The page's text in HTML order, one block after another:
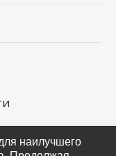
наилучшего